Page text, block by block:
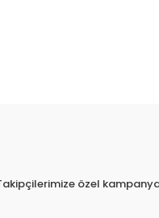
özel